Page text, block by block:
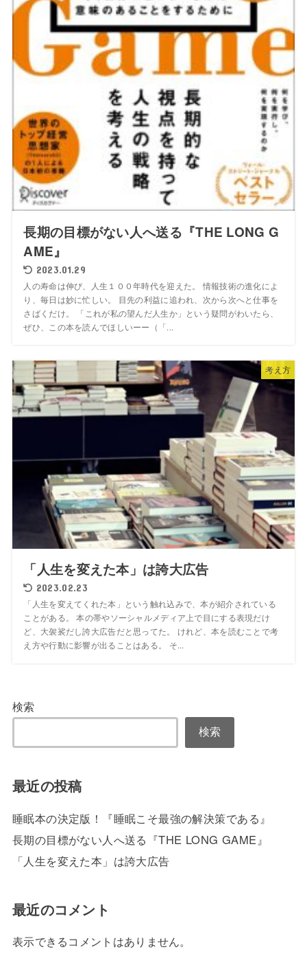
長期の目標がない人へ送る『THE LONG G
AME』
2023.01.29
人の寿命は伸び、人生１００年時代を迎えた。 情報技術の進化によ
り、毎日は妙に忙しい。 目先の利益に追われ、次から次へと仕事を
さばくだけ。 「これが私の望んだ人生か」という疑問がわいたら、
ぜひ、この本を読んでほしいーー（「...
考え方
「人生を変えた本」は誇大広告
2023.02.23
「人生を変えてくれた本」という触れ込みで、本が紹介されている
ことがある。 本の帯やソーシャルメディア上で目にする表現だけ
ど、大袈裟だし誇大広告だと思ってた。 けれど、本を読むことで考
え方や行動に影響が出ることはある。 そ...
検索
検索
最近の投稿
睡眠本の決定版！『睡眠こそ最強の解決策である』
長期の目標がない人へ送る『THE LONG GAME』
「人生を変えた本」は誇大広告
最近のコメント
表示できるコメントはありません。